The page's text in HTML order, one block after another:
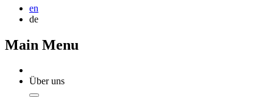
en
de
Main Menu
Über uns